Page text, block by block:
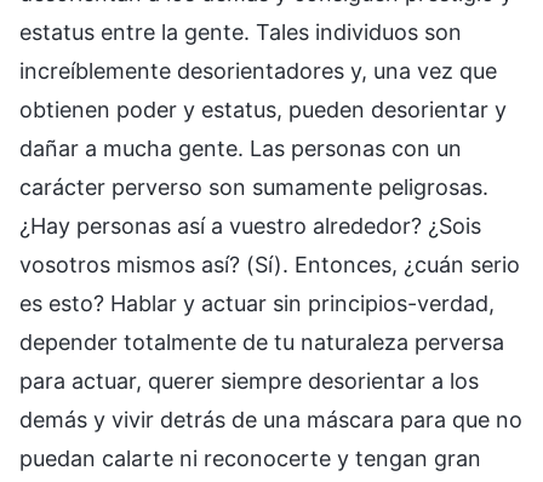
estatus entre la gente. Tales individuos son
increíblemente desorientadores y, una vez que
obtienen poder y estatus, pueden desorientar y
dañar a mucha gente. Las personas con un
carácter perverso son sumamente peligrosas.
¿Hay personas así a vuestro alrededor? ¿Sois
vosotros mismos así? (Sí). Entonces, ¿cuán serio
es esto? Hablar y actuar sin principios-verdad,
depender totalmente de tu naturaleza perversa
para actuar, querer siempre desorientar a los
demás y vivir detrás de una máscara para que no
puedan calarte ni reconocerte y tengan gran